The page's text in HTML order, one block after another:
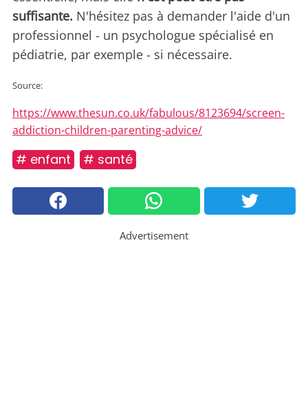
suffisante. N'hésitez pas à demander l'aide d'un
professionnel - un psychologue spécialisé en
pédiatrie, par exemple - si nécessaire.
Source:
https://www.thesun.co.uk/fabulous/8123694/screen-
addiction-children-parenting-advice/
# enfant # santé
Advertisement